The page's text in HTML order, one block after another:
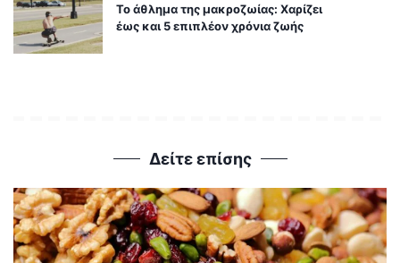
Το άθλημα της μακροζωίας: Χαρίζει
έως και 5 επιπλέον χρόνια ζωής
Δείτε επίσης